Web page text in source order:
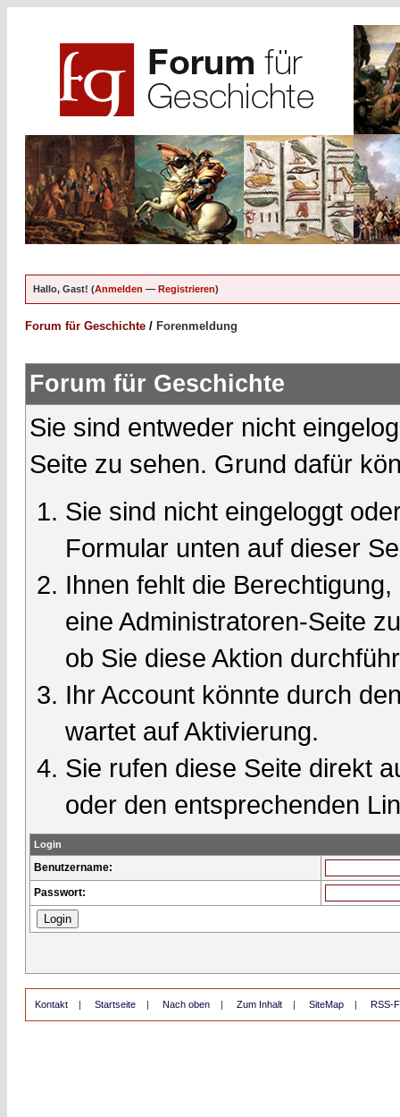
Hallo, Gast! (Anmelden — Registrieren)
Forum für Geschichte / Forenmeldung
Forum für Geschichte
Sie sind entweder nicht
Seite zu sehen. Grund dafür
Sie sind nicht eingeloggt
Formular unten auf dieser
Ihnen fehlt die
eine Administratoren-Seite
ob Sie diese Aktion
Ihr Account könnte durch
wartet auf Aktivierung.
Sie rufen diese Seite direkt
oder den entsprechenden
Login
Benutzername:
Passwort:
Kontakt | Startseite | Nach oben | Zum Inhalt | SiteMap | RSS-